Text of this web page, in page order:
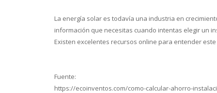
La energía solar es todavía una industria en
información que necesitas cuando intentas elegir un
Existen excelentes recursos online para entender
Fuente:
https://ecoinventos.com/como-calcular-ahorro-